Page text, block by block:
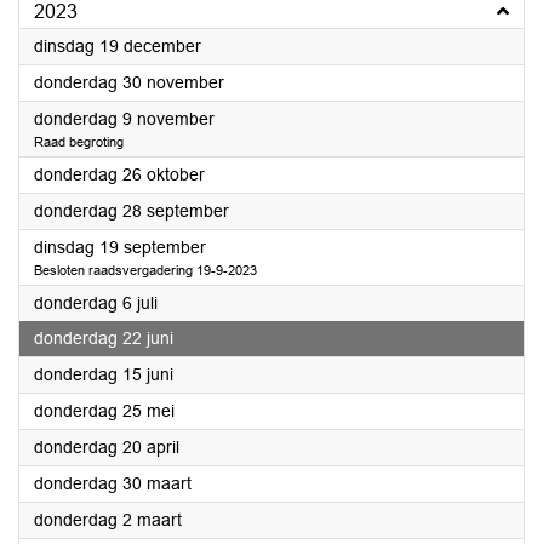
2023
dinsdag 19 december2023
donderdag 30 november2023
donderdag 9 november2023
Raad begroting
donderdag 26 oktober2023
donderdag 28 september2023
dinsdag 19 september2023
Besloten raadsvergadering 19-9-2023
donderdag 6 juli2023
donderdag 22 juni
donderdag 15 juni2023
donderdag 25 mei2023
donderdag 20 april2023
donderdag 30 maart2023
donderdag 2 maart2023